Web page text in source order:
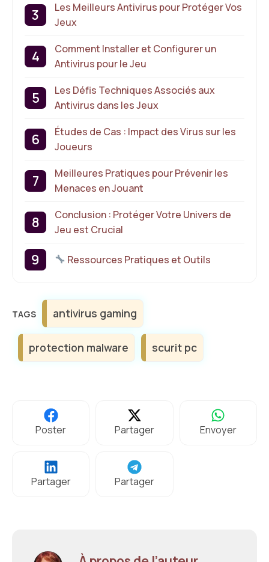
Les Meilleurs Antivirus pour Protéger Vos
Jeux
Comment Installer et Configurer un
Antivirus pour le Jeu
Les Défis Techniques Associés aux
Antivirus dans les Jeux
Études de Cas : Impact des Virus sur les
Joueurs
Meilleures Pratiques pour Prévenir les
Menaces en Jouant
Conclusion : Protéger Votre Univers de
Jeu est Crucial
Ressources Pratiques et Outils
Étiquettes
antivirus gaming
protection malware scurit pc
Poster Partager Envoyer
Partager Partager